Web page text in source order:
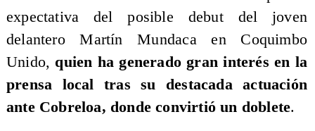
expectativa del posible debut del joven
delantero Martín Mundaca en Coquimbo
Unido, quien ha generado gran interés en la
prensa local tras su destacada actuación
ante Cobreloa, donde convirtió un doblete.